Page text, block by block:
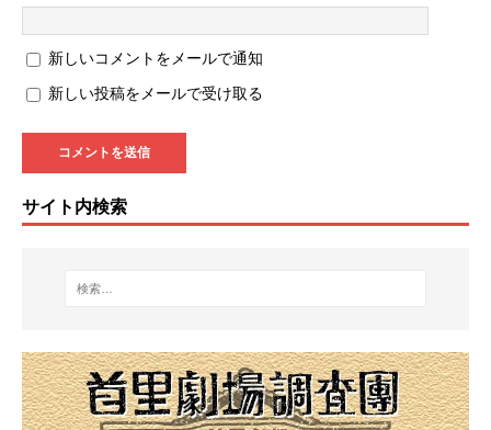
新しいコメントをメールで通知
新しい投稿をメールで受け取る
サイト内検索